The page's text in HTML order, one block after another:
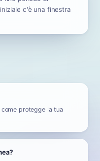
c'è una finestra
protegge la tua